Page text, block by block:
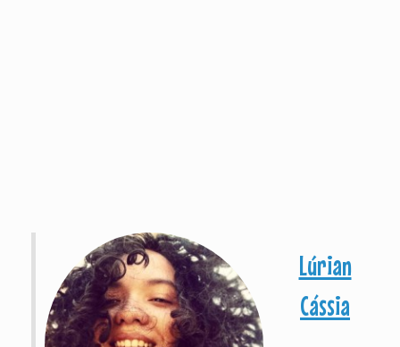
Lúrian
Cássia